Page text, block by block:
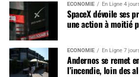
ÉCONOMIE En Ligne 4
SpaceX dévoile ses
une action à moitié
ÉCONOMIE En Ligne 7
Andernos se remet
l’incendie, loin des